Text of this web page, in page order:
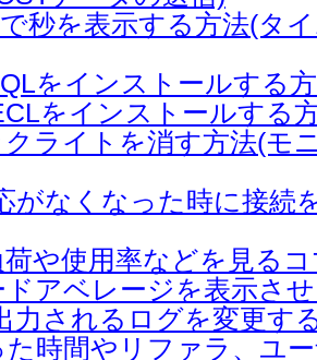
秒を表示する方法(タ
をインストールする
をインストールする
ライトを消す方法(モ
がなくなった時に接続
や使用率などを見る
ドアベレージを表示さ
力されるログを変更す
た時間やリファラ、ユ